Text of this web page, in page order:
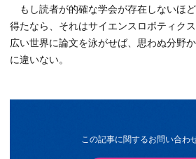
もし読者が的確な学会が存在しないほ
得たなら、それはサイエンスロボティク
広い世界に論文を泳がせば、思わぬ分野
に違いない。
この記事に関するお問い合わ